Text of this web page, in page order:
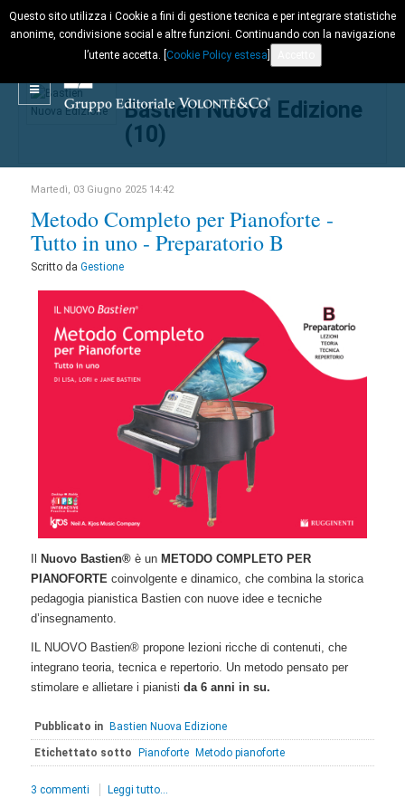
Bastien Nuova Edizione
(10)
Martedì, 03 Giugno 2025 14:42
Metodo Completo per Pianoforte -
Tutto in uno - Preparatorio B
Scritto da Gestione
Il Nuovo Bastien® è un METODO COMPLETO PER
PIANOFORTE coinvolgente e dinamico, che combina la storica
pedagogia pianistica Bastien con nuove idee e tecniche
d’insegnamento.
IL NUOVO Bastien® propone lezioni ricche di contenuti, che
integrano teoria, tecnica e repertorio. Un metodo pensato per
stimolare e allietare i pianisti da 6 anni in su.
Pubblicato in Bastien Nuova Edizione
Etichettato sotto Pianoforte Metodo pianoforte
3 commenti Leggi tutto...
Questo sito utilizza i Cookie a fini di gestione tecnica e per integrare statistiche
anonime, condivisione social e altre funzioni. Continuando con la navigazione
l’utente accetta. [ Cookie Policy estesa